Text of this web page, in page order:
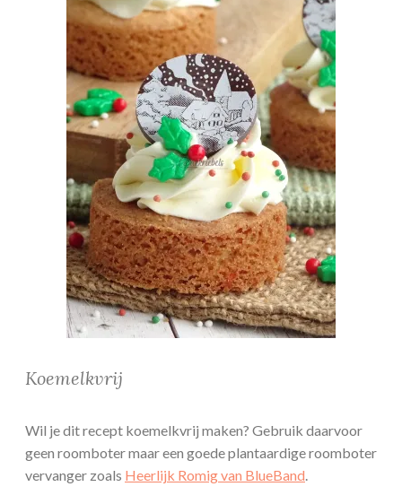
Koemelkvrij
Wil je dit recept koemelkvrij maken? Gebruik daarvoor
geen roomboter maar een goede plantaardige roomboter
vervanger zoals Heerlijk Romig van BlueBand.